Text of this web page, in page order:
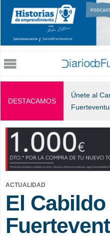
Jump to
DESTACAMOS
Únete al
ACTUALIDAD
El